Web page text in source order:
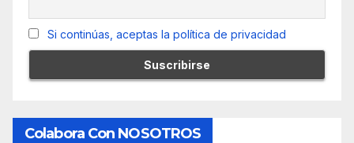
Si continúas, aceptas la política de privacidad
Colabora Con NOSOTROS